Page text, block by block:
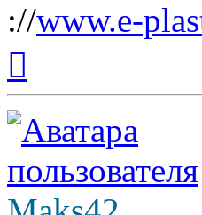
://www.e-
началу